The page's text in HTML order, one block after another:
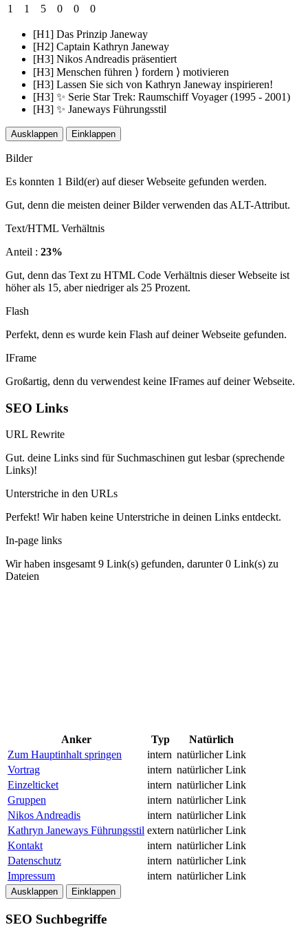
1
1 5 0 0 0
[H1] Das Prinzip Janeway
[H2] Captain Kathryn Janeway
[H3] Nikos Andreadis präsentiert
[H3] Menschen führen ⟩ fordern ⟩ motivieren
[H3] Lassen Sie sich von Kathryn Janeway inspirieren!
[H3] ✨ Serie Star Trek: Raumschiff Voyager (1995 - 2001)
[H3] ✨ Janeways Führungsstil
Ausklappen Einklappen
Bilder
Es konnten 1 Bild(er) auf dieser Webseite gefunden werden.
Gut, denn die meisten deiner Bilder verwenden das ALT-Attribut.
Text/HTML Verhältnis
Anteil : 23%
Gut, denn das Text zu HTML Code Verhältnis dieser Webseite ist
höher als 15, aber niedriger als 25 Prozent.
Flash
Perfekt, denn es wurde kein Flash auf deiner Webseite gefunden.
IFrame
Großartig, denn du verwendest keine IFrames auf deiner Webseite.
SEO Links
URL Rewrite
Gut. deine Links sind für Suchmaschinen gut lesbar (sprechende
Links)!
Unterstriche in den URLs
Perfekt! Wir haben keine Unterstriche in deinen Links entdeckt.
In-page links
Wir haben insgesamt 9 Link(s) gefunden, darunter 0 Link(s) zu
Dateien
Anker Typ
Natürlich
Zum Hauptinhalt springen
intern natürlicher Link
Vortrag
intern natürlicher Link
Einzelticket
intern natürlicher Link
Gruppen
intern natürlicher Link
Nikos Andreadis
intern natürlicher Link
Kathryn Janeways Führungsstil extern natürlicher Link
Kontakt
intern natürlicher Link
Datenschutz
intern natürlicher Link
Impressum
intern natürlicher Link
Ausklappen Einklappen
SEO Suchbegriffe